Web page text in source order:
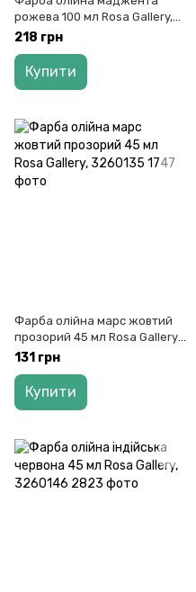
рожева 100 мл Rosa Gallery,
3263154
218 грн
Купити
Фарба олійна марс жовтий
прозорий 45 мл Rosa Gallery,
3260135
131 грн
Купити